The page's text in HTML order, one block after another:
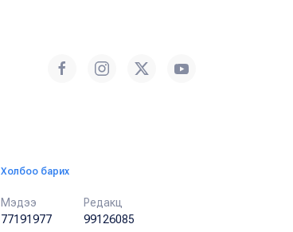
Холбоо барих
Мэдээ
77191977
Редакц
99126085